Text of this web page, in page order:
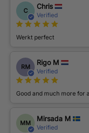
C
Chris
Verified
Werkt perfect
RM
Rigo M
Verified
Good and much more for
MM
Mirsada M
Verified